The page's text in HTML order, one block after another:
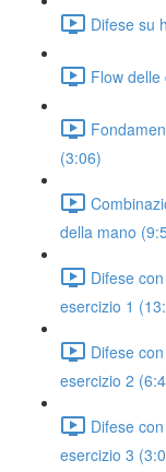
Difese su
Flow
(3:06)
della mano
Difese
esercizio 1
Difese
esercizio 2
Difese
esercizio 3